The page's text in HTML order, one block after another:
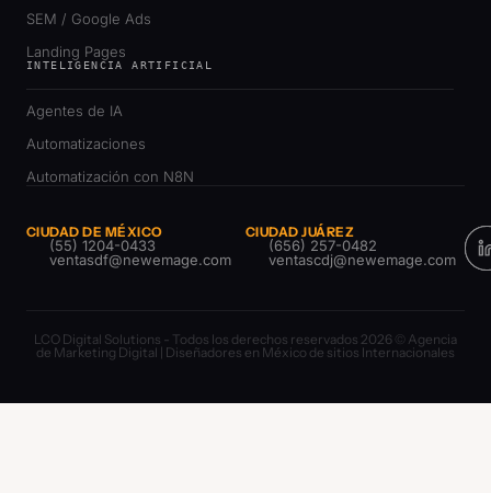
SEM / Google Ads
Landing Pages
INTELIGENCIA ARTIFICIAL
Agentes de IA
Automatizaciones
Automatización con N8N
CIUDAD DE MÉXICO
(55) 1204-0433
ventasdf@newemage.com
CIUDAD JUÁREZ
(656) 257-0482
ventascdj@newemage.com
LCO Digital Solutions - Todos los derechos reservados 2026 © Agencia
de Marketing Digital | Diseñadores en México de sitios Internacionales